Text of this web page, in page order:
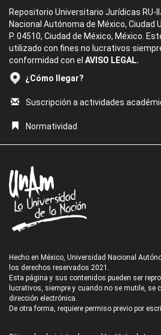
Repositorio Universitario Jurídicas RU-
Nacional Autónoma de México, Ciudad
P. 04510, Ciudad de México, México.
utilizado con fines no lucrativos
conformidad con el AVISO LEGAL.
¿Cómo llegar?
Suscripción a actividades
Normatividad
Hecho en México, Universidad Nacional
los derechos reservados 2021.
Esta página y sus contenidos pueden ser
lucrativos, siempre y cuando no se mutile, se
dirección electrónica.
De otra forma, requiere permiso previo por